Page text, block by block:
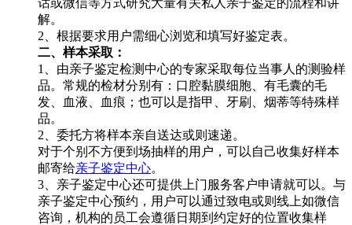
解。
2、根据要求用户需细心浏览和填写好鉴定表。
二、样本采取：
1、由亲子鉴定检测中心的专家采取每位当事人的测验样
品。常规的检材分别有：口腔黏膜细胞、有毛囊的毛
发、血液、血痕；也可以是指甲、牙刷、烟蒂等特殊样
品。
2、委托方将样本亲自送达或则速递。
对于个别不方便到场抽样的用户，可以自己收集好样本
邮寄给亲子鉴定中心。
3、亲子鉴定中心还可提供上门服务客户申请就可以。与
亲子鉴定中心预约，用户可以通过致电或则线上如微信
咨询，机构的员工会遵循日期到约定好的位置收集样